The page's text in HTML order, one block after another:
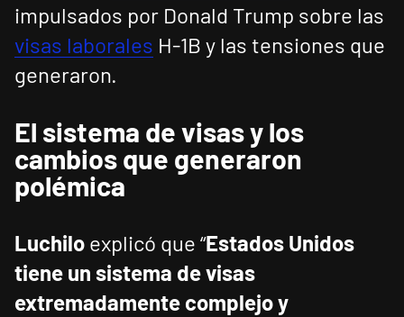
impulsados por Donald Trump sobre las
visas laborales H-1B y las tensiones que
generaron.
El sistema de visas y los
cambios que generaron
polémica
Luchilo explicó que “Estados Unidos
tiene un sistema de visas
extremadamente complejo y